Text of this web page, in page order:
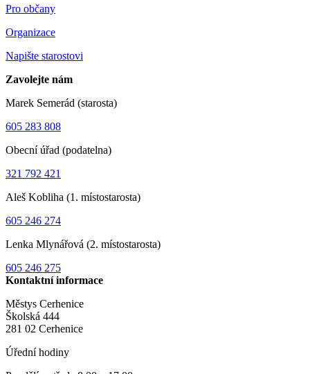
Pro občany
Organizace
Napište starostovi
Zavolejte nám
Marek Semerád (starosta)
605 283 808
Obecní úřad (podatelna)
321 792 421
Aleš Kobliha (1. místostarosta)
605 246 274
Lenka Mlynářová (2. místostarosta)
605 246 275
Kontaktní informace
Městys Cerhenice
Školská 444
281 02 Cerhenice
Úřední hodiny